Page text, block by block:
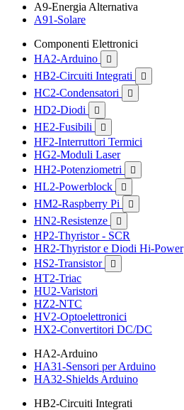
A9-Energia Alternativa
A91-Solare
Componenti Elettronici
HA2-Arduino

HB2-Circuiti Integrati 
HC2-Condensatori 
HD2-Diodi 
HE2-Fusibili 
HF2-Interruttori Termici
HG2-Moduli Laser
HH2-Potenziometri

HL2-Powerblock 
HM2-Raspberry Pi 
HN2-Resistenze 
HP2-Thyristor - SCR
HR2-Thyristor e Diodi Hi-Power
HS2-Transistor

HT2-Triac
HU2-Varistori
HZ2-NTC
HV2-Optoelettronici
HX2-Convertitori DC/DC
HA2-Arduino
HA31-Sensori per Arduino
HA32-Shields Arduino
HB2-Circuiti Integrati